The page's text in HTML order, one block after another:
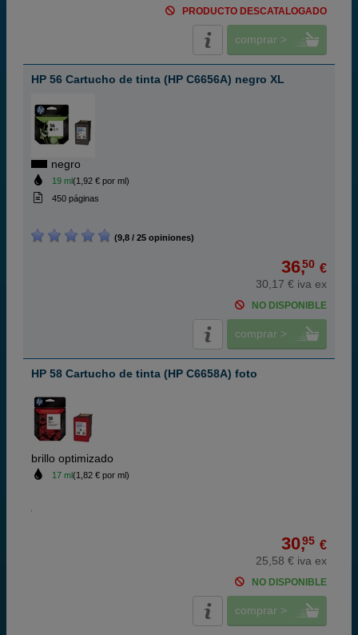
PRODUCTO DESCATALOGADO
comprar >
HP 56 Cartucho de tinta (HP C6656A) negro XL
negro
19 ml(1,92 € por ml)
450 páginas
(9,8 / 25 opiniones)
36,50 €
30,17 € iva ex
NO DISPONIBLE
comprar >
HP 58 Cartucho de tinta (HP C6658A) foto
brillo optimizado
17 ml(1,82 € por ml)
30,95 €
25,58 € iva ex
NO DISPONIBLE
comprar >